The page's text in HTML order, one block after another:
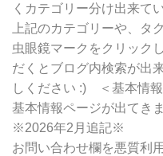
くカテゴリー分け出来て
上記のカテゴリーや、タ
虫眼鏡マークをクリック
だくとブログ内検索が出
しください :) ＜基本情
基本情報ページが出てきま
※2026年2月追記※
お問い合わせ欄を悪質利